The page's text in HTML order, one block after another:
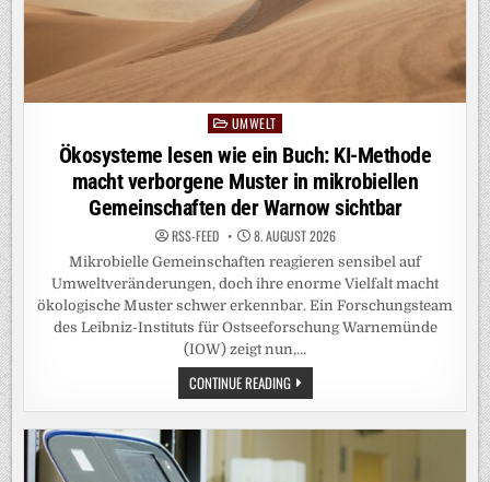
PostedUMWELT
Ökosysteme lesen wie ein Buch: KI-Methode
macht verborgene Muster in mikrobiellen
Gemeinschaften der Warnow sichtbar
RSS-FEED 8. AUGUST 2026
Mikrobielle Gemeinschaften reagieren sensibel auf
Umweltveränderungen, doch ihre enorme Vielfalt macht
ökologische Muster schwer erkennbar. Ein Forschungsteam
des Leibniz-Instituts für Ostseeforschung Warnemünde
(IOW) zeigt nun,…
CONTINUE READINGÖKOSYSTEME
LESEN
WIE
METHODE